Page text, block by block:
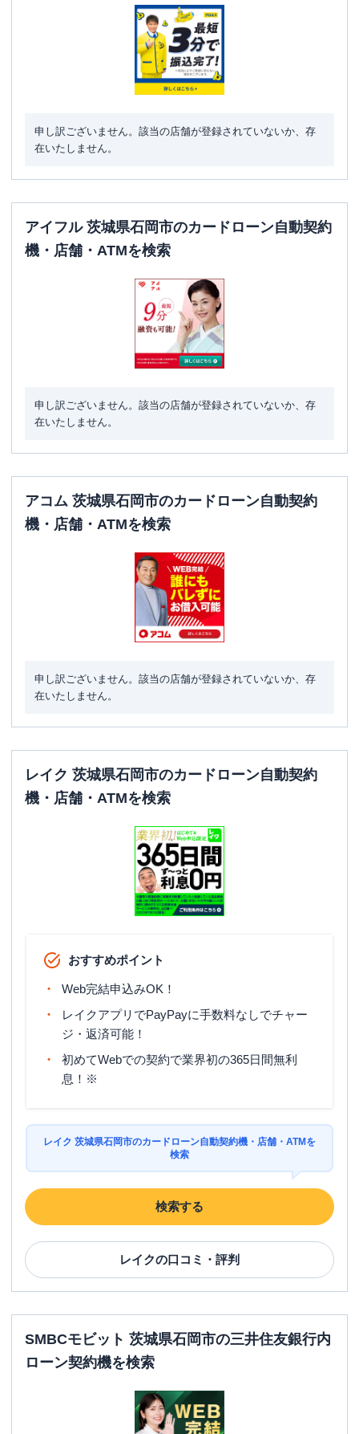
申し訳ございません。該当の店舗が登録されていないか、存
在いたしません。
アイフル 茨城県石岡市のカードローン自動契約
機・店舗・ATMを検索
申し訳ございません。該当の店舗が登録されていないか、存
在いたしません。
アコム 茨城県石岡市のカードローン自動契約
機・店舗・ATMを検索
申し訳ございません。該当の店舗が登録されていないか、存
在いたしません。
レイク 茨城県石岡市のカードローン自動契約
機・店舗・ATMを検索
おすすめポイント
Web完結申込みOK！
レイクアプリでPayPayに手数料なしでチャー
ジ・返済可能！
初めてWebでの契約で業界初の365日間無利
息！※
レイク 茨城県石岡市のカードローン自動契約機・店舗・ATMを
検索
検索する
レイクの口コミ・評判
SMBCモビット 茨城県石岡市の三井住友銀行内
ローン契約機を検索